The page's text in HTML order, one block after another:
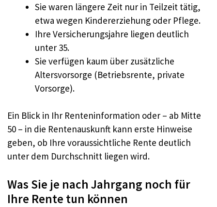
Sie waren längere Zeit nur in Teilzeit tätig,
etwa wegen Kindererziehung oder Pflege.
Ihre Versicherungsjahre liegen deutlich
unter 35.
Sie verfügen kaum über zusätzliche
Altersvorsorge (Betriebsrente, private
Vorsorge).
Ein Blick in Ihr Renteninformation oder – ab Mitte
50 – in die Rentenauskunft kann erste Hinweise
geben, ob Ihre voraussichtliche Rente deutlich
unter dem Durchschnitt liegen wird.
Was Sie je nach Jahrgang noch für
Ihre Rente tun können